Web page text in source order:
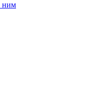
ним